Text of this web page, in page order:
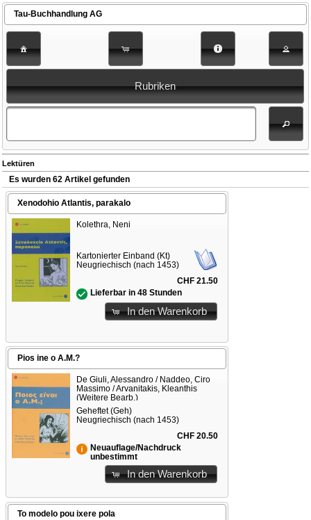
Tau-Buchhandlung AG
Rubriken
Lektüren
Es wurden 62 Artikel gefunden
Xenodohio Atlantis, parakalo
Kolethra, Neni
Kartonierter Einband (Kt)
Neugriechisch (nach 1453)
CHF 21.50
Lieferbar in 48 Stunden
In den Warenkorb
Pios ine o A.M.?
De Giuli, Alessandro / Naddeo, Ciro
Massimo / Arvanitakis, Kleanthis
(Weitere Bearb.)
Geheftet (Geh)
Neugriechisch (nach 1453)
CHF 20.50
Neuauflage/Nachdruck
unbestimmt
In den Warenkorb
To modelo pou ixere pola